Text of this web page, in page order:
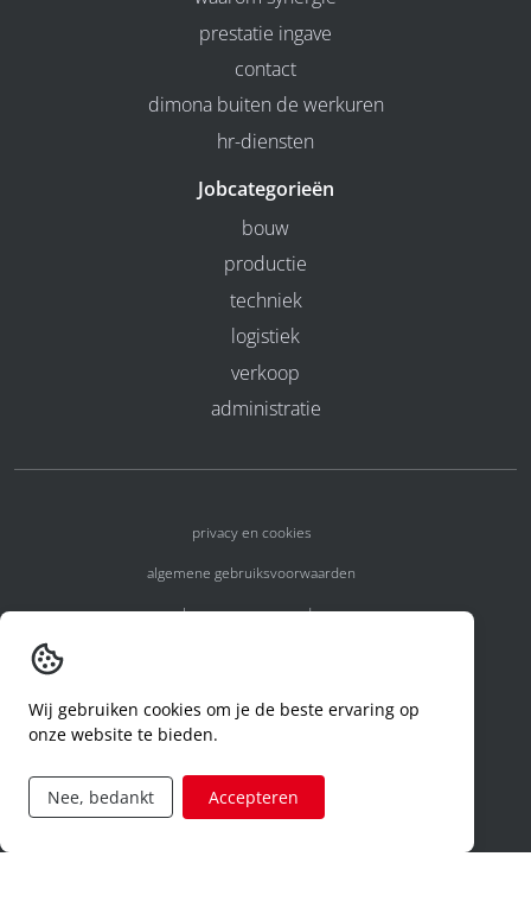
prestatie ingave
contact
dimona buiten de werkuren
hr-diensten
Jobcategorieën
bouw
productie
techniek
logistiek
verkoop
administratie
privacy en cookies
algemene gebruiksvoorwaarden
algemene voorwaarden
code of conduct
aanvraag rechten ivm privacy
Wij gebruiken cookies om je de beste ervaring op
onze website te bieden.
Nee, bedankt Accepteren